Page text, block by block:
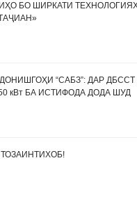
БО ШИРКАТИ
“САБЗ”: ДАР ДБССТ
кВт БА ИСТИФОДА ДОДА ШУД